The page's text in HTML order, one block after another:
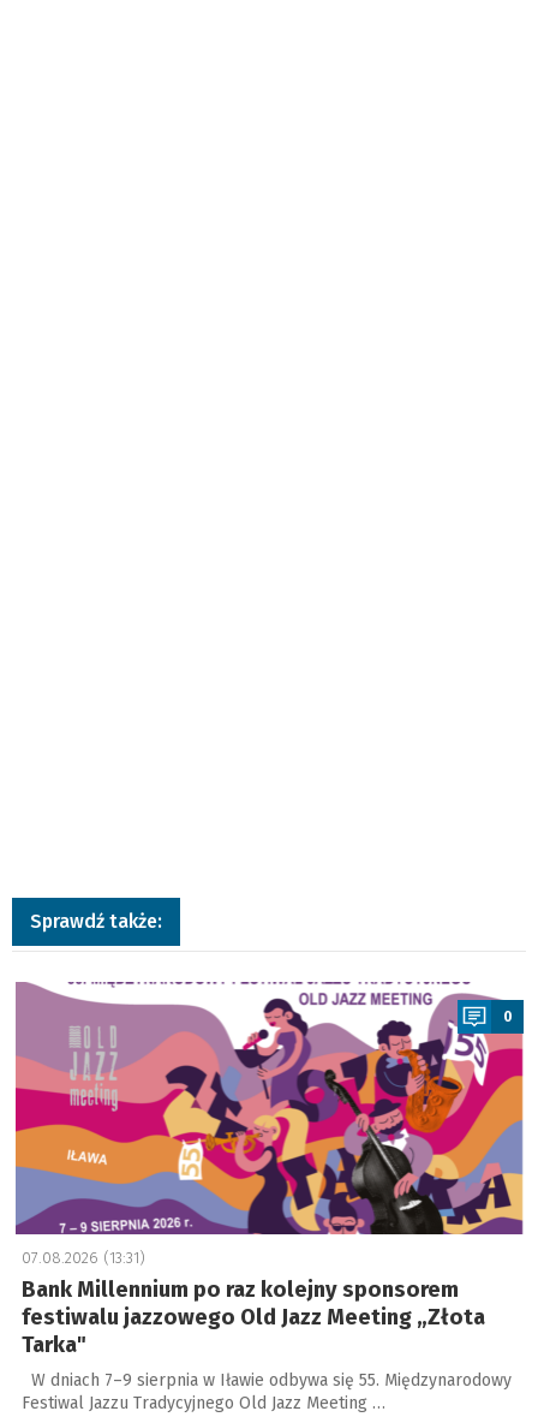
Sprawdź także:
a
0
07.08.2026 (13:31)
Bank Millennium po raz kolejny sponsorem
festiwalu jazzowego Old Jazz Meeting „Złota
Tarka"
W dniach 7–9 sierpnia w Iławie odbywa się 55. Międzynarodowy
Festiwal Jazzu Tradycyjnego Old Jazz Meeting …